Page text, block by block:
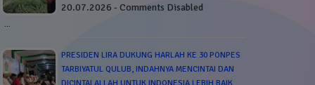
20.07.2026 - Comments Disabled
…
PRESIDEN LIRA DUKUNG HARLAH KE 30 PONPES
TARBIYATUL QULUB, INDAHNYA MENCINTAI DAN